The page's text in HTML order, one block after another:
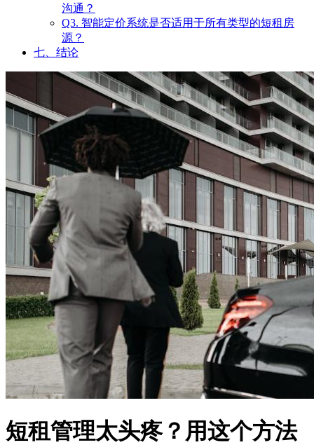
沟通？
Q3. 智能定价系统是否适用于所有类型的短租房
源？
七、结论
短租管理太头疼？用这个方法